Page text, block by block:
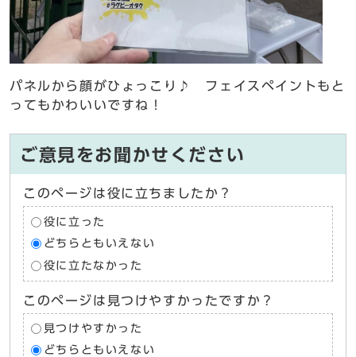
パネルから顔がひょっこり♪ フェイスペイントもと
ってもかわいいですね！
ご意見をお聞かせください
このページは役に立ちましたか？
役に立った
どちらともいえない
役に立たなかった
このページは見つけやすかったですか？
見つけやすかった
どちらともいえない